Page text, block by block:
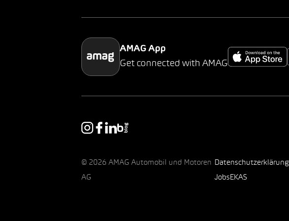
AMAG App
Get connected with AMAG
© 2026 AMAG Automobil und Motoren
AG
Datenschutzerklärung
Jobs EKAS